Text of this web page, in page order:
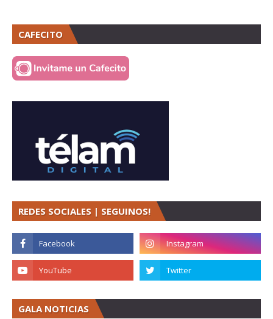
CAFECITO
REDES SOCIALES | SEGUINOS!
GALA NOTICIAS